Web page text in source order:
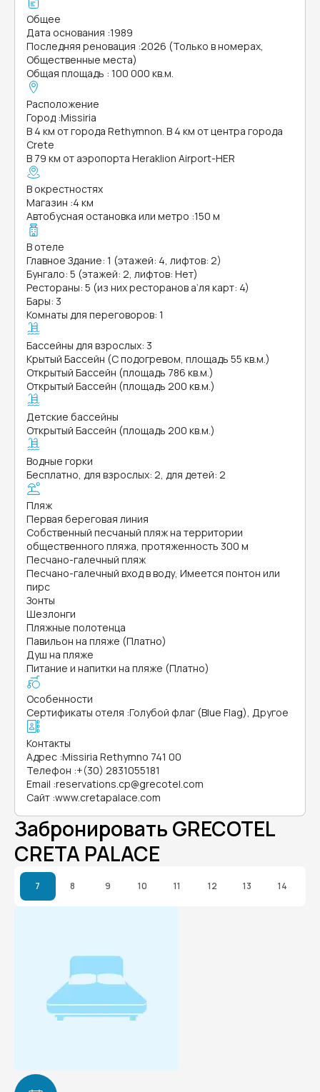
Общее
Дата основания :1989
Последняя реновация :2026 (Только в номерах,
Общественные места)
Общая площадь : 100 000 кв.м.
Расположение
Город :Missiria
В 4 км от города Rethymnon. В 4 км от центра города
Crete
В 79 км от аэропорта Heraklion Airport-HER
В окрестностях
Магазин :4 км
Автобусная остановка или метро :150 м
В отеле
Главное Здание: 1 (этажей: 4, лифтов: 2)
Бунгало: 5 (этажей: 2, лифтов: Нет)
Рестораны: 5 (из них ресторанов а’ля карт: 4)
Бары: 3
Комнаты для переговоров: 1
Бассейны для взрослых: 3
Крытый Бассейн (С подогревом, площадь 55 кв.м.)
Открытый Бассейн (площадь 786 кв.м.)
Открытый Бассейн (площадь 200 кв.м.)
Детские бассейны
Открытый Бассейн (площадь 200 кв.м.)
Водные горки
Бесплатно, для взрослых: 2, для детей: 2
Пляж
Первая береговая линия
Собственный песчаный пляж на территории
общественного пляжа, протяженность 300 м
Песчано-галечный пляж
Песчано-галечный вход в воду, Имеется понтон или
пирс
Зонты
Шезлонги
Пляжные полотенца
Павильон на пляже (Платно)
Душ на пляже
Питание и напитки на пляже (Платно)
Особенности
Сертификаты отеля :Голубой флаг (Blue Flag), Другое
Контакты
Адрес :Missiria Rethymno 741 00
Телефон :+(30) 2831055181
Email :reservations.cp@grecotel.com
Сайт :www.cretapalace.com
Забронировать GRECOTEL
CRETA PALACE
7 8 9 10 11 12 13 14